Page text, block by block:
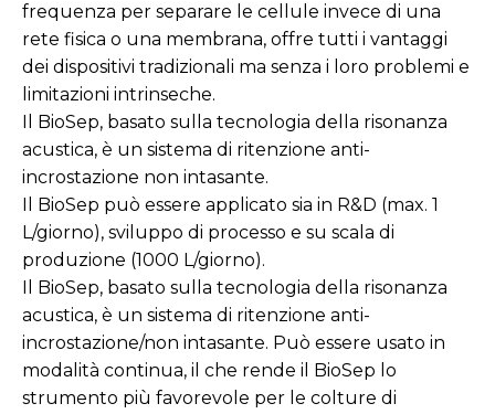
frequenza per separare le cellule invece di una
rete fisica o una membrana, offre tutti i vantaggi
dei dispositivi tradizionali ma senza i loro problemi e
limitazioni intrinseche.
Il BioSep, basato sulla tecnologia della risonanza
acustica, è un sistema di ritenzione anti-
incrostazione non intasante.
Il BioSep può essere applicato sia in R&D (max. 1
L/giorno), sviluppo di processo e su scala di
produzione (1000 L/giorno).
Il BioSep, basato sulla tecnologia della risonanza
acustica, è un sistema di ritenzione anti-
incrostazione/non intasante. Può essere usato in
modalità continua, il che rende il BioSep lo
strumento più favorevole per le colture di